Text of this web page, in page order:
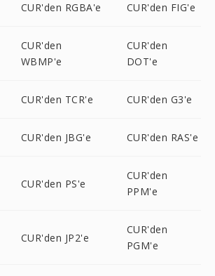
CUR'den RGBA'e CUR'den FIG'e
CUR'den
WBMP'e
CUR'den
DOT'e
CUR'den TCR'e CUR'den G3'e
CUR'den JBG'e CUR'den RAS'e
CUR'den PS'e
CUR'den
PPM'e
CUR'den JP2'e
CUR'den
PGM'e